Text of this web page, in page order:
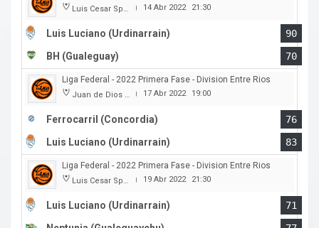
Luis Cesar Spiazzi | 14 Abr 2022 21:30
Luis Luciano (Urdinarrain)
90
BH (Gualeguay)
70
Liga Federal - 2022 Primera Fase - Division Entre Rios
Juan de Dios Obregon | 17 Abr 2022 19:00
Ferrocarril (Concordia)
76
Luis Luciano (Urdinarrain)
83
Liga Federal - 2022 Primera Fase - Division Entre Rios
Luis Cesar Spiazzi | 19 Abr 2022 21:30
Luis Luciano (Urdinarrain)
71